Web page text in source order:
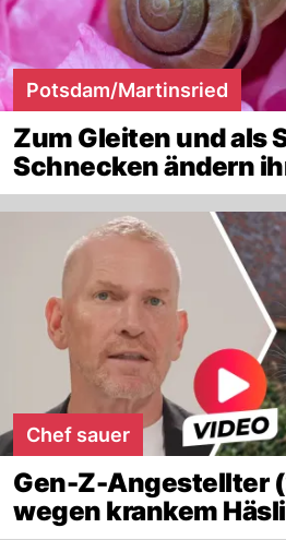
Potsdam/Martinsried
Zum Gleiten und als
Schnecken ändern
Chef sauer
Gen-Z-Angestellter
wegen krankem